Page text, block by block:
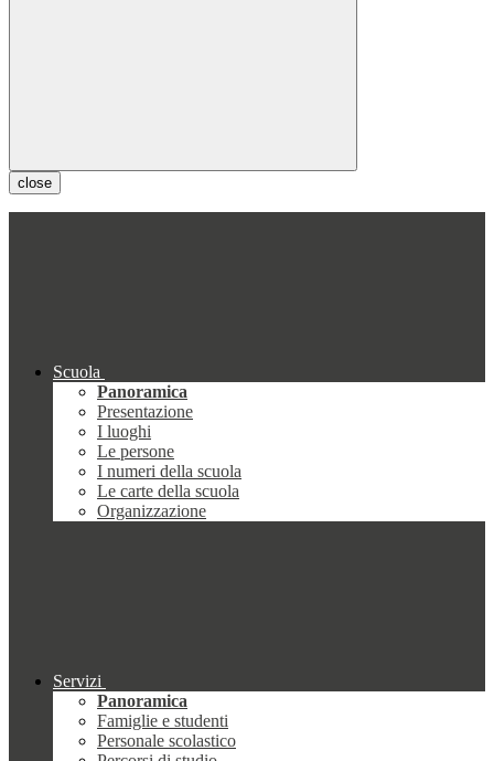
close
Scuola
Panoramica
Presentazione
I luoghi
Le persone
I numeri della scuola
Le carte della scuola
Organizzazione
Servizi
Panoramica
Famiglie e studenti
Personale scolastico